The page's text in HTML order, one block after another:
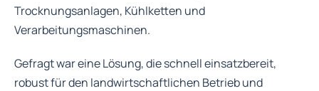
Trocknungsanlagen, Kühlketten und
Verarbeitungsmaschinen.
Gefragt war eine Lösung, die schnell einsatzbereit,
robust für den landwirtschaftlichen Betrieb und